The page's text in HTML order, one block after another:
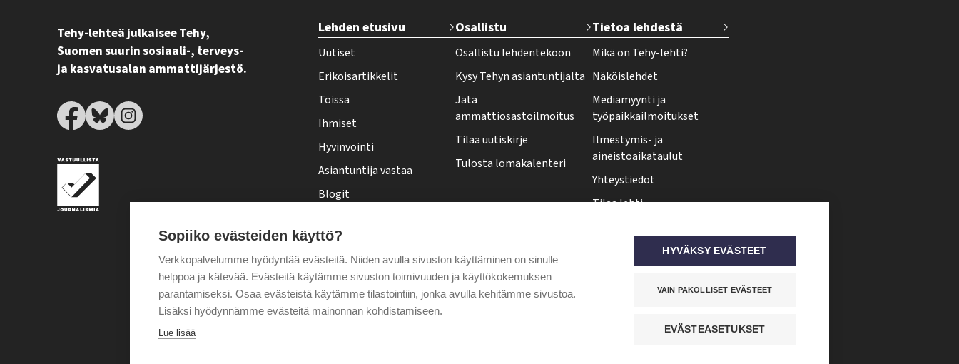
Tehy-lehteä julkaisee Tehy,
Suomen suurin sosiaali-, terveys-
ja kasvatusalan ammattijärjestö.
e
h
y
-
l
e
h
t
f
o
o
t
Lehden etusivu
Uutiset
Erikoisartikkelit
Töissä
Ihmiset
Hyvinvointi
Asiantuntija vastaa
Blogit
Pääkirjoitus
Puheenjohtajalta
Osallistu
Osallistu lehdentekoon
Kysy Tehyn asiantuntijalta
Jätä
ammattiosastoilmoitus
Tilaa uutiskirje
Tulosta lomakalenteri
Tietoa lehdestä
Mikä on Tehy-lehti?
Näköislehdet
Mediamyynti ja
työpaikkailmoitukset
Ilmestymis- ja
aineistoaikataulut
Yhteystiedot
Tilaa lehti
Tehy-lehti somessa
Sopiiko evästeiden käyttö?
Verkkopalvelumme hyödyntää evästeitä. Niiden avulla sivuston käyttäminen on sinulle
helppoa ja kätevää. Evästeitä käytämme sivuston toimivuuden ja käyttökokemuksen
parantamiseksi. Osaa evästeistä käytämme tilastointiin, jonka avulla kehitämme sivustoa.
Lisäksi hyödynnämme evästeitä mainonnan kohdistamiseen.
Lue lisää
HYVÄKSY EVÄSTEET
VAIN PAKOLLISET EVÄSTEET
EVÄSTEASETUKSET